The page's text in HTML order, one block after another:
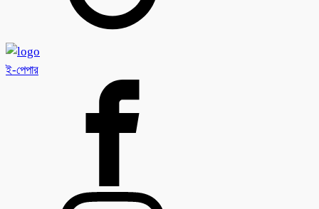
ই-পেপার